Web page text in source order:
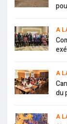
A
A
du
A